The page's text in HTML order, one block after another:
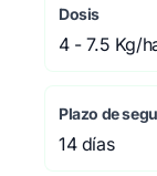
Dosis
4 - 7.5 Kg/
Plazo de
14 días